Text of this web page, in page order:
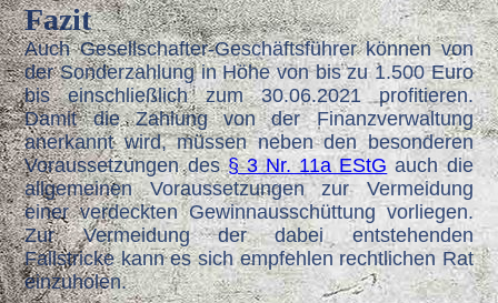
Fazit
Auch Gesellschafter-Geschäftsführer können von
der Sonderzahlung in Höhe von bis zu 1.500 Euro
bis einschließlich zum 30.06.2021 profitieren.
Damit die Zahlung von der Finanzverwaltung
anerkannt wird, müssen neben den besonderen
Voraussetzungen des§ 3 Nr. 11a EStG auch die
allgemeinen Voraussetzungen zur Vermeidung
einer verdeckten Gewinnausschüttung vorliegen.
Zur Vermeidung der dabei entstehenden
Fallstricke kann es sich empfehlen rechtlichen Rat
einzuholen.